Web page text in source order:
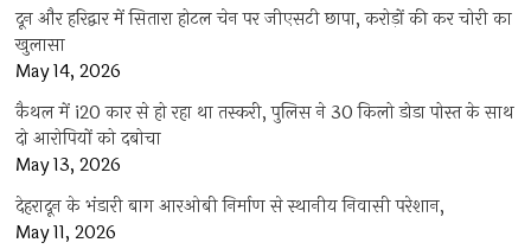
दून और हरिद्वार में सितारा होटल चेन पर जीएसटी छापा, करोड़ों की कर चोरी का
खुलासा
May 14, 2026
कैथल में i20 कार से हो रहा था तस्करी, पुलिस ने 30 किलो डोडा पोस्त के साथ
दो आरोपियों को दबोचा
May 13, 2026
देहरादून के भंडारी बाग आरओबी निर्माण से स्थानीय निवासी परेशान,
May 11, 2026